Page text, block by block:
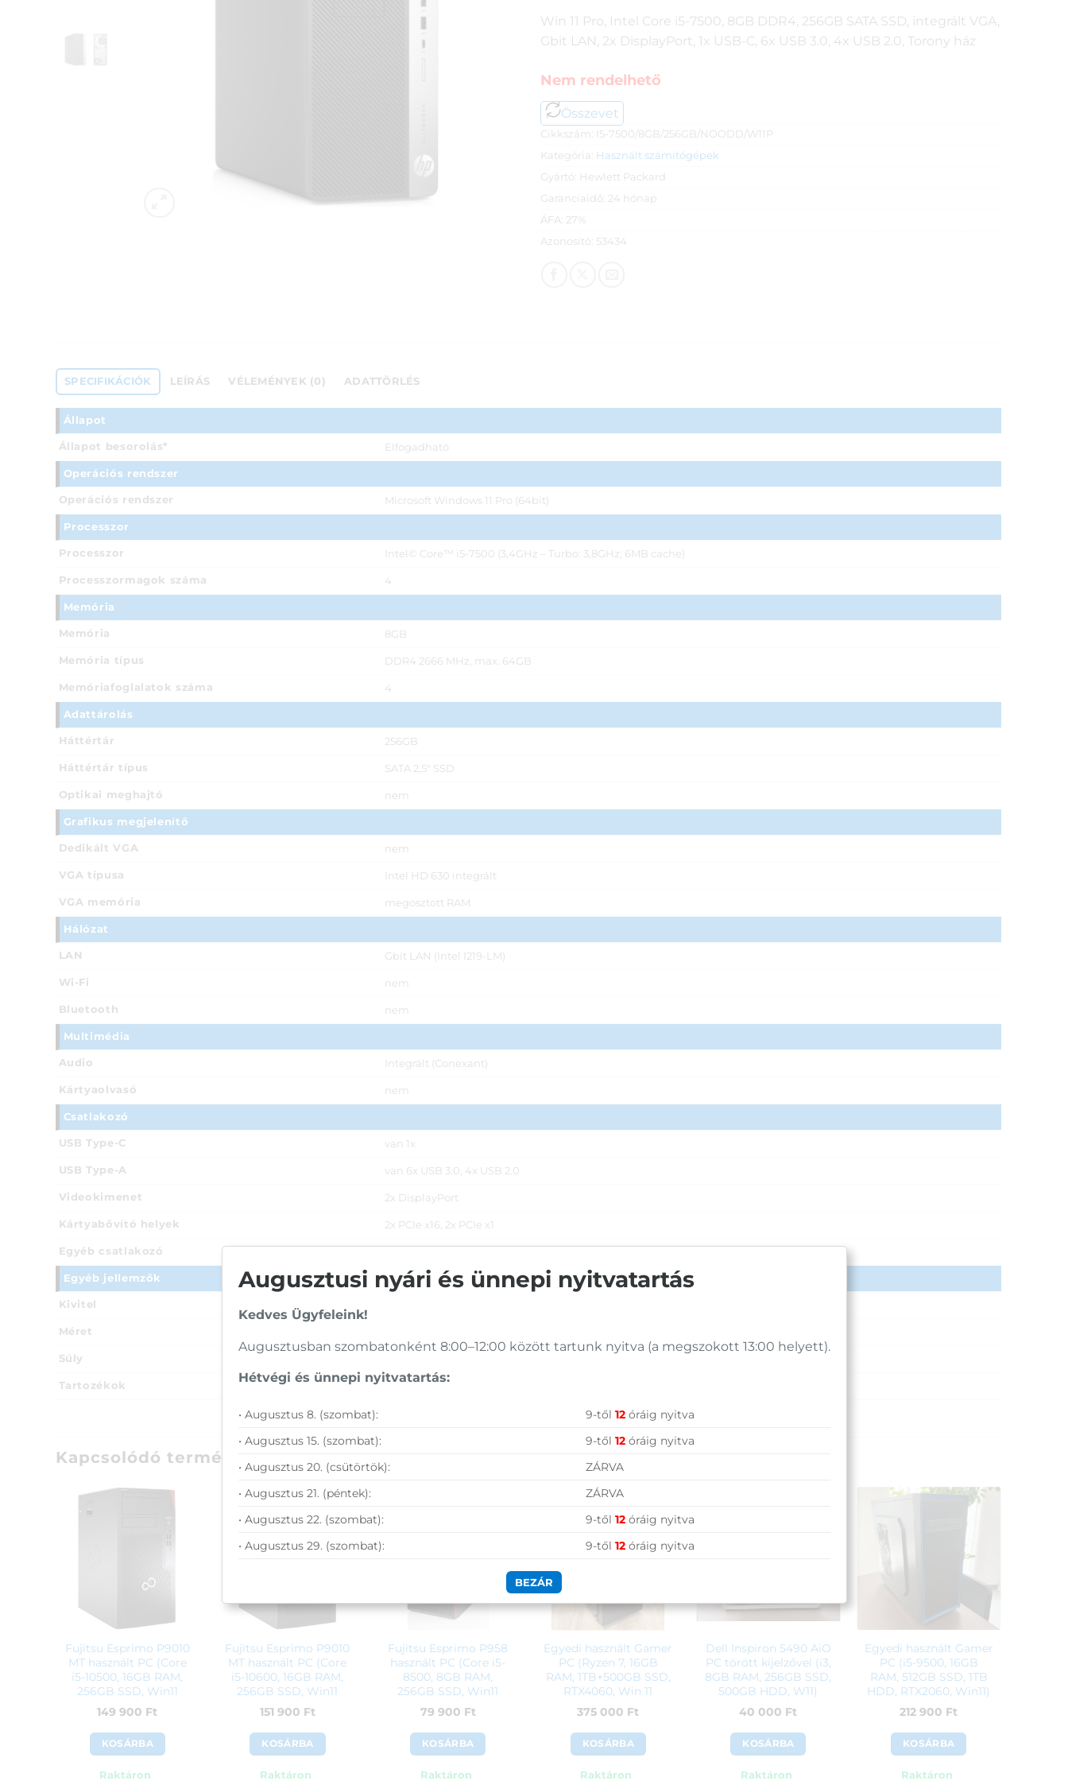
Win 11 Pro, Intel Core i5-7500, 8GB DDR4, 256GB SATA SSD, integrált VGA,
Gbit LAN, 2x DisplayPort, 1x USB-C, 6x USB 3.0, 4x USB 2.0, Torony ház
Nem rendelhető
Összevet
Cikkszám: I5-7500/8GB/256GB/NOODD/W11P
Kategória: Használt számítógépek
Gyártó: Hewlett Packard
Garanciaidő: 24 hónap
ÁFA: 27%
Azonosító: 53434
SPECIFIKÁCIÓK LEÍRÁS VÉLEMÉNYEK (0) ADATTÖRLÉS
Állapot
Állapot besorolás* Elfogadható
Operációs rendszer
Operációs rendszer Microsoft Windows 11 Pro (64bit)
Processzor
Processzor Intel© Core™ i5-7500 (3,4GHz – Turbo: 3,8GHz; 6MB cache)
Processzormagok száma 4
Memória
Memória 8GB
Memória típus DDR4 2666 MHz, max. 64GB
Memóriafoglalatok száma 4
Adattárolás
Háttértár 256GB
Háttértár típus SATA 2,5" SSD
Optikai meghajtó nem
Grafikus megjelenítő
Dedikált VGA nem
VGA típusa Intel HD 630 integrált
VGA memória megosztott RAM
Hálózat
LAN Gbit LAN (Intel I219-LM)
Wi-Fi nem
Bluetooth nem
Multimédia
Audio Integrált (Conexant)
Kártyaolvasó nem
Csatlakozó
USB Type-C van 1x
USB Type-A van 6x USB 3.0, 4x USB 2.0
Videokimenet 2x DisplayPort
Kártyabővító helyek 2x PCIe x16, 2x PCIe x1
Egyéb csatlakozó
Egyéb jellemzők
Kivitel
Méret
Súly
Tartozékok
Kapcsolódó termékek
Fujitsu Esprimo P9010
MT használt PC (Core
i5-10500, 16GB RAM,
256GB SSD, Win11
Home)
149 900 Ft
KOSÁRBA
Raktáron
Fujitsu Esprimo P9010
MT használt PC (Core
i5-10600, 16GB RAM,
256GB SSD, Win11
Home)
151 900 Ft
KOSÁRBA
Raktáron
Fujitsu Esprimo P958
használt PC (Core i5-
8500, 8GB RAM,
256GB SSD, Win11
Home)
79 900 Ft
KOSÁRBA
Raktáron
Egyedi használt Gamer
PC (Ryzen 7, 16GB
RAM, 1TB+500GB SSD,
RTX4060, Win 11
Home)
375 000 Ft
KOSÁRBA
Raktáron
Dell Inspiron 5490 AiO
PC törött kijelzővel (i3,
8GB RAM, 256GB SSD,
500GB HDD, W11)
40 000 Ft
KOSÁRBA
Raktáron
Egyedi használt Gamer
PC (i5-9500, 16GB
RAM, 512GB SSD, 1TB
HDD, RTX2060, Win11)
212 900 Ft
KOSÁRBA
Raktáron
Augusztusi nyári és ünnepi nyitvatartás
Kedves Ügyfeleink!
Augusztusban szombatonként 8:00–12:00 között tartunk nyitva (a megszokott 13:00 helyett).
Hétvégi és ünnepi nyitvatartás:
• Augusztus 8. (szombat): 9-től 12óráig nyitva
• Augusztus 15. (szombat):
9-től 12óráig nyitva
• Augusztus 20. (csütörtök):
ZÁRVA
• Augusztus 21. (péntek):
ZÁRVA
• Augusztus 22. (szombat):
9-től 12óráig nyitva
• Augusztus 29. (szombat):
9-től 12óráig nyitva
BEZÁR